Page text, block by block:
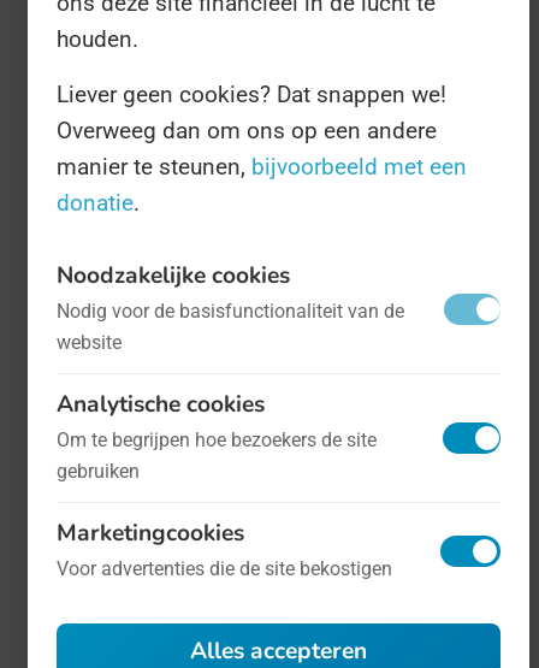
Internationale Dag van de Astrologie-
op 20 maart
Astrologie wordt nog al eens door de
war gehaald met astronomie. Daar is
kwakzalverij, de tweede een exacte
wetenschap.
houden.
Liever geen cookies? Dat snappen we!
Overweeg dan om ons op een andere
manier te steunen, bijvoorbeeld met een
donatie.
Noodzakelijke cookies
Nodig voor de basisfunctionaliteit van de
website
Analytische cookies
Om te begrijpen hoe bezoekers de site
gebruiken
Marketingcookies
Voor advertenties die de site bekostigen
Alles accepteren